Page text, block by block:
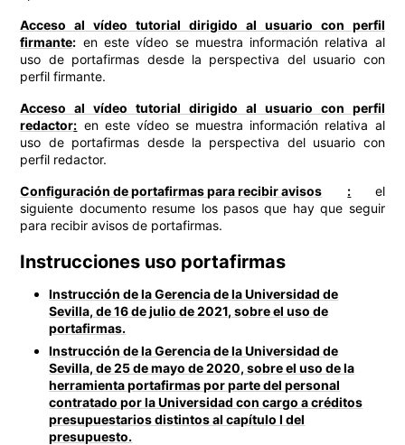
Acceso al vídeo tutorial dirigido al usuario con perfil
firmante: en este vídeo se muestra información relativa al
uso de portafirmas desde la perspectiva del usuario con
perfil firmante.
Acceso al vídeo tutorial dirigido al usuario con perfil
redactor: en este vídeo se muestra información relativa al
uso de portafirmas desde la perspectiva del usuario con
perfil redactor.
Configuración de portafirmas para recibir avisos : el
siguiente documento resume los pasos que hay que seguir
para recibir avisos de portafirmas.
Instrucciones uso portafirmas
Instrucción de la Gerencia de la Universidad de
Sevilla, de 16 de julio de 2021, sobre el uso de
portafirmas.
Instrucción de la Gerencia de la Universidad de
Sevilla, de 25 de mayo de 2020, sobre el uso de la
herramienta portafirmas por parte del personal
contratado por la Universidad con cargo a créditos
presupuestarios distintos al capítulo I del
presupuesto.